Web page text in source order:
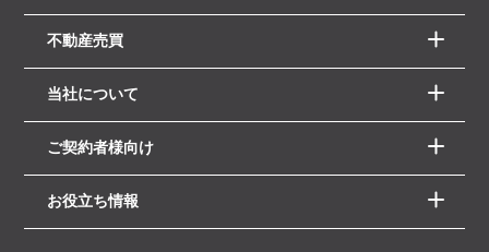
不動産売買
当社について
ご契約者様向け
お役立ち情報